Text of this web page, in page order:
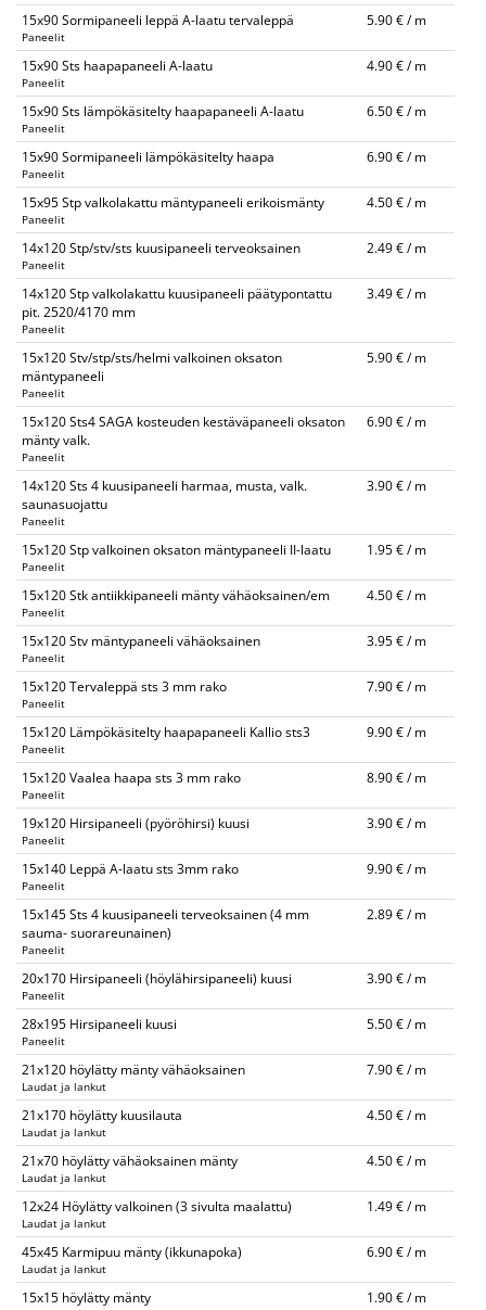
15x90 Sormipaneeli leppä A-laatu tervaleppä
Paneelit
5.90 € / m
15x90 Sts haapapaneeli A-laatu
Paneelit
4.90 € / m
15x90 Sts lämpökäsitelty haapapaneeli A-laatu
Paneelit
6.50 € / m
15x90 Sormipaneeli lämpökäsitelty haapa
Paneelit
6.90 € / m
15x95 Stp valkolakattu mäntypaneeli erikoismänty
Paneelit
4.50 € / m
14x120 Stp/stv/sts kuusipaneeli terveoksainen
Paneelit
2.49 € / m
14x120 Stp valkolakattu kuusipaneeli päätypontattu
pit. 2520/4170 mm
Paneelit
3.49 € / m
15x120 Stv/stp/sts/helmi valkoinen oksaton
mäntypaneeli
Paneelit
5.90 € / m
15x120 Sts4 SAGA kosteuden kestäväpaneeli oksaton
mänty valk.
Paneelit
6.90 € / m
14x120 Sts 4 kuusipaneeli harmaa, musta, valk.
saunasuojattu
Paneelit
3.90 € / m
15x120 Stp valkoinen oksaton mäntypaneeli II-laatu
Paneelit
1.95 € / m
15x120 Stk antiikkipaneeli mänty vähäoksainen/em
Paneelit
4.50 € / m
15x120 Stv mäntypaneeli vähäoksainen
Paneelit
3.95 € / m
15x120 Tervaleppä sts 3 mm rako
Paneelit
7.90 € / m
15x120 Lämpökäsitelty haapapaneeli Kallio sts3
Paneelit
9.90 € / m
15x120 Vaalea haapa sts 3 mm rako
Paneelit
8.90 € / m
19x120 Hirsipaneeli (pyöröhirsi) kuusi
Paneelit
3.90 € / m
15x140 Leppä A-laatu sts 3mm rako
Paneelit
9.90 € / m
15x145 Sts 4 kuusipaneeli terveoksainen (4 mm
sauma- suorareunainen)
Paneelit
2.89 € / m
20x170 Hirsipaneeli (höylähirsipaneeli) kuusi
Paneelit
3.90 € / m
28x195 Hirsipaneeli kuusi
Paneelit
5.50 € / m
21x120 höylätty mänty vähäoksainen
Laudat ja lankut
7.90 € / m
21x170 höylätty kuusilauta
Laudat ja lankut
4.50 € / m
21x70 höylätty vähäoksainen mänty
Laudat ja lankut
4.50 € / m
12x24 Höylätty valkoinen (3 sivulta maalattu)
Laudat ja lankut
1.49 € / m
45x45 Karmipuu mänty (ikkunapoka)
Laudat ja lankut
6.90 € / m
15x15 höylätty mänty 1.90 € / m